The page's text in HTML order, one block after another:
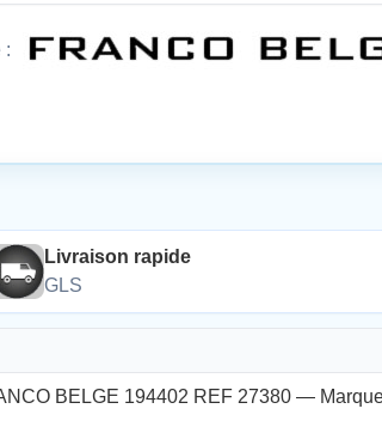
:
Livraison rapide
GLS
BELGE 194402 REF 27380 —